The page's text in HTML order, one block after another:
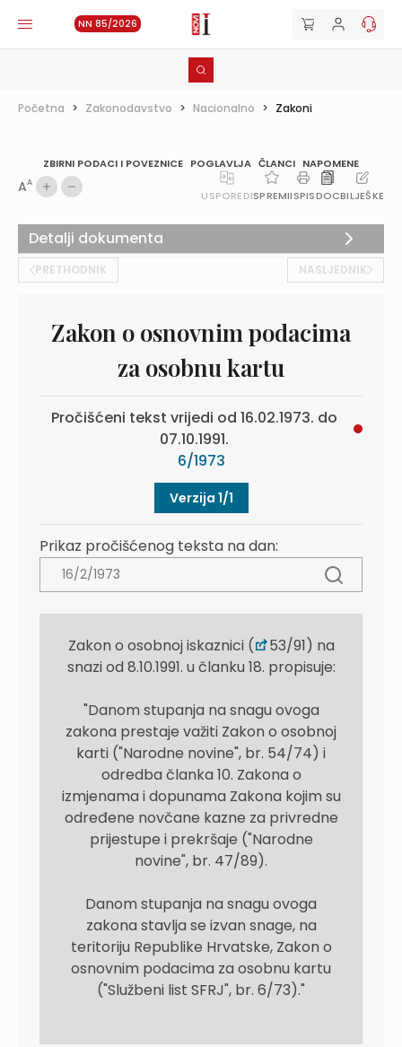
NN 85/2026
Početna > Zakonodavstvo > Nacionalno > Zakoni
ZBIRNI PODACI I POVEZNICE POGLAVLJA ČLANCI NAPOMENE
AA
USPOREDISPREMIISPISDOCBILJEŠKE
PRETHODNIK NASLJEDNIK
Zakon o osnovnim podacima
za osobnu kartu
Pročišćeni tekst vrijedi od 16.02.1973. do
07.10.1991.
6/1973
Verzija 1/1
Prikaz pročišćenog teksta na dan:
Zakon o osobnoj iskaznici (
53/91) na
snazi od 8.10.1991. u članku 18. propisuje:
"Danom stupanja na snagu ovoga
zakona prestaje važiti Zakon o osobnoj
karti ("Narodne novine", br. 54/74) i
odredba članka 10. Zakona o
izmjenama i dopunama Zakona kojim su
određene novčane kazne za privredne
prijestupe i prekršaje ("Narodne
novine", br. 47/89).
Danom stupanja na snagu ovoga
zakona stavlja se izvan snage, na
teritoriju Republike Hrvatske, Zakon o
osnovnim podacima za osobnu kartu
("Službeni list SFRJ", br. 6/73)."
Detalji dokumenta